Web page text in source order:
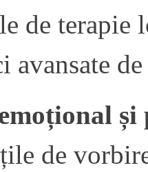
de terapie
avansate
și
de